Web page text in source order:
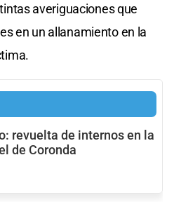
averiguaciones que
en un allanamiento en la
revuelta de internos en la
de Coronda